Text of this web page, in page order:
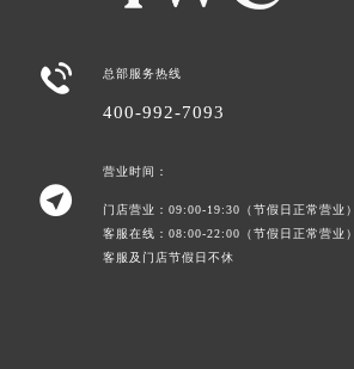
 总部服务热线
400-992-7093

营业时间：
门店营业：09:00-19:30（节假日正常营业）
客服在线：08:00-22:00（节假日正常营业）
客服及门店节假日不休